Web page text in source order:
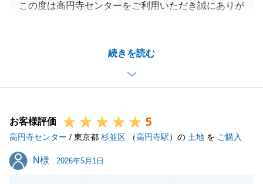
続きを読む
この度は高円寺センターをご利用いただき誠にありが
と、大変光栄でございます。
毎月の清掃業者様の手配をしていただいたこと、お荷
物等の整理を事前にしていただいたこともあり、物件
伝わる物件でございました。
改めて、ご尽力いただきましたこと感謝申し上げま
す。
販売活動中のご連絡につきましても、お忙しいところ
お客様評価 5
高円寺センター / 東京都 杉並区 （高円寺駅）の 土地 を ご購入
N様
N様 2026年5月1日